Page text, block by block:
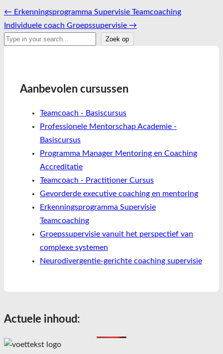
Bericht
navigatie
← Erkenningsprogramma Supervisie Teamcoaching
Individuele coach Groepssupervisie →
Zoeken
Zoek op
Aanbevolen cursussen
Teamcoach - Basiscursus
Professionele Mentorschap Academie -
Basiscursus
Programma Manager Mentoring en Coaching
Accreditatie
Teamcoach - Practitioner Cursus
Gevorderde executive coaching en mentoring
Erkenningsprogramma Supervisie
Teamcoaching
Groepssupervisie vanuit het perspectief van
complexe systemen
Neurodivergentie-gerichte coaching supervisie
Actuele inhoud: